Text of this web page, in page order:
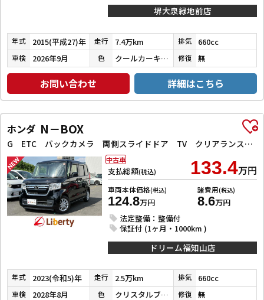
堺大泉緑地前店
年式 2015(平成27)年 走行 7.4万km 排気 660cc
車検 2026年9月 色 クールカーキパールメタリック／ホワイト 修復 無
お問い合わせ 詳細はこちら
ホンダ N－BOX
G ETC バックカメラ 両側スライドドア TV クリアランスソナー オートクルーズコントロール レーンアシスト 衝突被害軽減システム オートライト LEDヘッドランプ スマートキー
支払総額(税込) 133.4万円
車両本体価格(税込)
124.8万円
諸費用(税込)
8.6万円
法定整備：整備付
保証付 (1ヶ月・1000km )
中古車
ドリーム福知山店
年式 2023(令和5)年 走行 2.5万km 排気 660cc
車検 2028年8月 色 クリスタルブラックパール 修復 無